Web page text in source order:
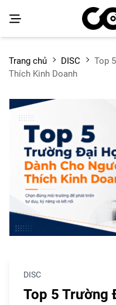
Trang chủ DISC
Top
Thích Kinh Doanh
DISC
Top 5 Trường